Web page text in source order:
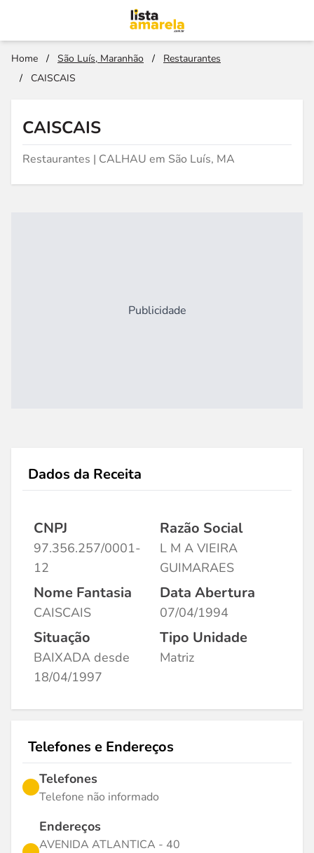
Home / São Luís, Maranhão /
Restaurantes
/
CAISCAIS
CAISCAIS
Restaurantes | CALHAU em São Luís, MA
Publicidade
Dados da Receita
CNPJ
97.356.257/0001-
12
Razão Social
L M A VIEIRA
GUIMARAES
Nome Fantasia
CAISCAIS
Data Abertura
07/04/1994
Situação
BAIXADA desde
18/04/1997
Tipo Unidade
Matriz
Telefones e Endereços
Telefones
Telefone não informado
Endereços
AVENIDA ATLANTICA - 40